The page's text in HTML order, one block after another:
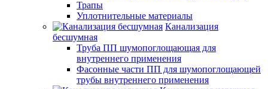
Трапы
Уплотнительные материалы
Канализация
бесшумная
Труба ПП шумопоглощающая для
внутреннего применения
Фасонные части ПП для шумопоглощающей
трубы внутреннего применения